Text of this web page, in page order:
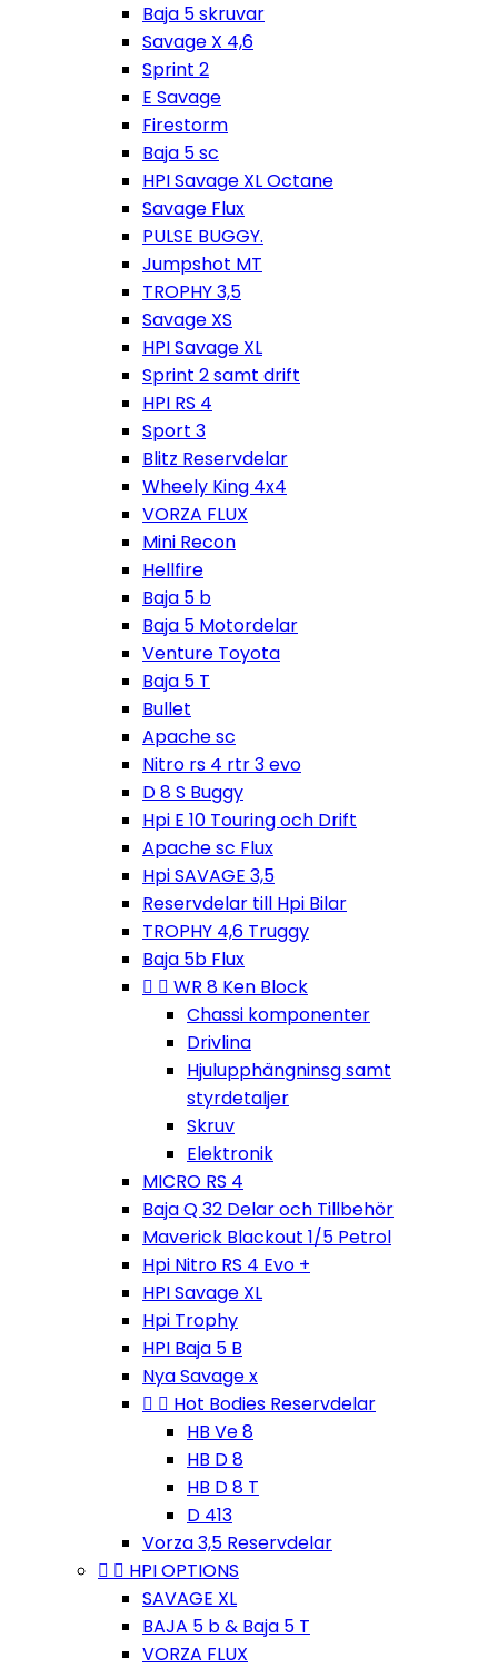
Baja 5 skruvar
Savage X 4,6
Sprint 2
E Savage
Firestorm
Baja 5 sc
HPI Savage XL Octane
Savage Flux
PULSE BUGGY.
Jumpshot MT
TROPHY 3,5
Savage XS
HPI Savage XL
Sprint 2 samt drift
HPI RS 4
Sport 3
Blitz Reservdelar
Wheely King 4x4
VORZA FLUX
Mini Recon
Hellfire
Baja 5 b
Baja 5 Motordelar
Venture Toyota
Baja 5 T
Bullet
Apache sc
Nitro rs 4 rtr 3 evo
D 8 S Buggy
Hpi E 10 Touring och Drift
Apache sc Flux
Hpi SAVAGE 3,5
Reservdelar till Hpi Bilar
TROPHY 4,6 Truggy
Baja 5b Flux
  WR 8 Ken Block
Chassi komponenter
Drivlina
Hjulupphängninsg samt
styrdetaljer
Skruv
Elektronik
MICRO RS 4
Baja Q 32 Delar och Tillbehör
Maverick Blackout 1/5 Petrol
Hpi Nitro RS 4 Evo +
HPI Savage XL
Hpi Trophy
HPI Baja 5 B
Nya Savage x
  Hot Bodies Reservdelar
HB Ve 8
HB D 8
HB D 8 T
D 413
Vorza 3,5 Reservdelar
  HPI OPTIONS
SAVAGE XL
BAJA 5 b & Baja 5 T
VORZA FLUX